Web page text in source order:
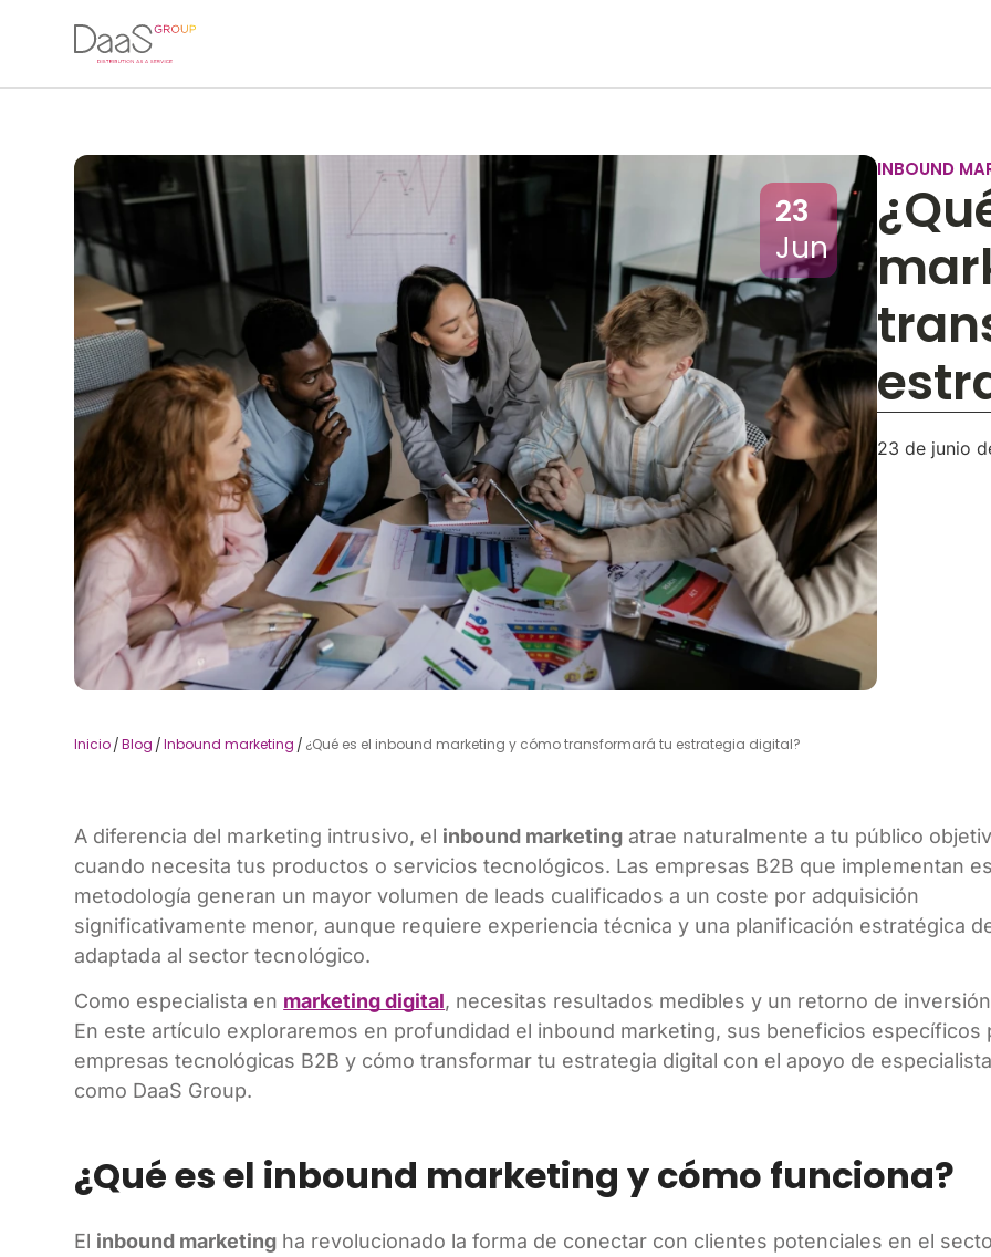
23
Jun
INBOUND
23 de junio
Inicio/Blog /Inbound marketing / ¿Qué es el inbound marketing y cómo transformará tu estrategia digital?
A diferencia del marketing intrusivo, el inbound marketing atrae naturalmente a tu público
cuando necesita tus productos o servicios tecnológicos. Las empresas B2B que implementan
metodología generan un mayor volumen de leads cualificados a un coste por adquisición
significativamente menor, aunque requiere experiencia técnica y una planificación estratégica
adaptada al sector tecnológico.
Como especialista en marketing digital, necesitas resultados medibles y un retorno de
En este artículo exploraremos en profundidad el inbound marketing, sus beneficios específicos
empresas tecnológicas B2B y cómo transformar tu estrategia digital con el apoyo de
como DaaS Group.
¿Qué es el inbound marketing y cómo funciona?
El inbound marketing ha revolucionado la forma de conectar con clientes potenciales en el